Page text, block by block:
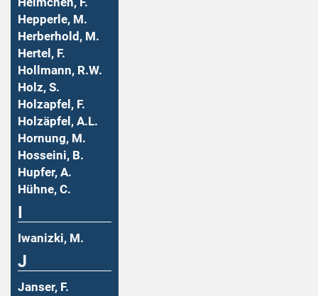
Hepperle, M.
Herberhold, M.
Hertel, F.
Hollmann, R.W.
Holz, S.
Holzapfel, F.
Holzäpfel, A.L.
Hornung, M.
Hosseini, B.
Hupfer, A.
Hühne, C.
Iwanizki, M.
J
Janser, F.